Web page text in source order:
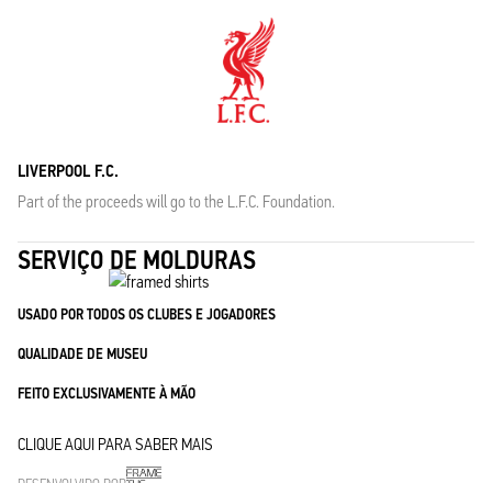
LIVERPOOL F.C.
Part of the proceeds will go to the L.F.C. Foundation.
SERVIÇO DE MOLDURAS
USADO POR TODOS OS CLUBES E JOGADORES
QUALIDADE DE MUSEU
FEITO EXCLUSIVAMENTE À MÃO
CLIQUE AQUI PARA SABER MAIS